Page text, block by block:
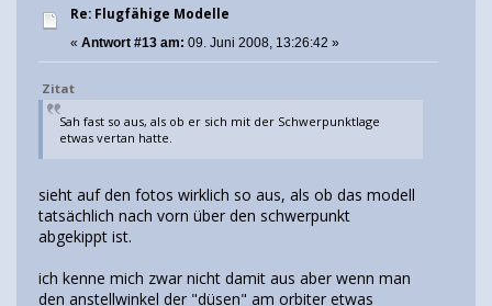
Re: Flugfähige Modelle
« Antwort #13 am: 09. Juni 2008, 13:26:42 »
Zitat
Sah fast so aus, als ob er sich mit der Schwerpunktlage
etwas vertan hatte.
sieht auf den fotos wirklich so aus, als ob das modell
tatsächlich nach vorn über den schwerpunkt
abgekippt ist.
ich kenne mich zwar nicht damit aus aber wenn man
den anstellwinkel der "düsen" am orbiter etwas